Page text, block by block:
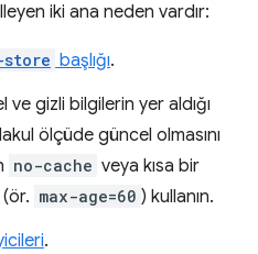
iki ana neden vardır:
başlığı.
ve gizli bilgilerin yer aldığı
ölçüde güncel olmasını
no-cache veya kısa bir
max-age=60 ) kullanın.
.